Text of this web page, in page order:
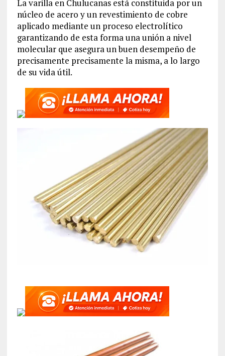
La varilla en Chulucanas está constituida por un
núcleo de acero y un revestimiento de cobre
aplicado mediante un proceso electrolítico
garantizando de esta forma una unión a nivel
molecular que asegura un buen desempeño de
precisamente precisamente la misma, a lo largo
de su vida útil.